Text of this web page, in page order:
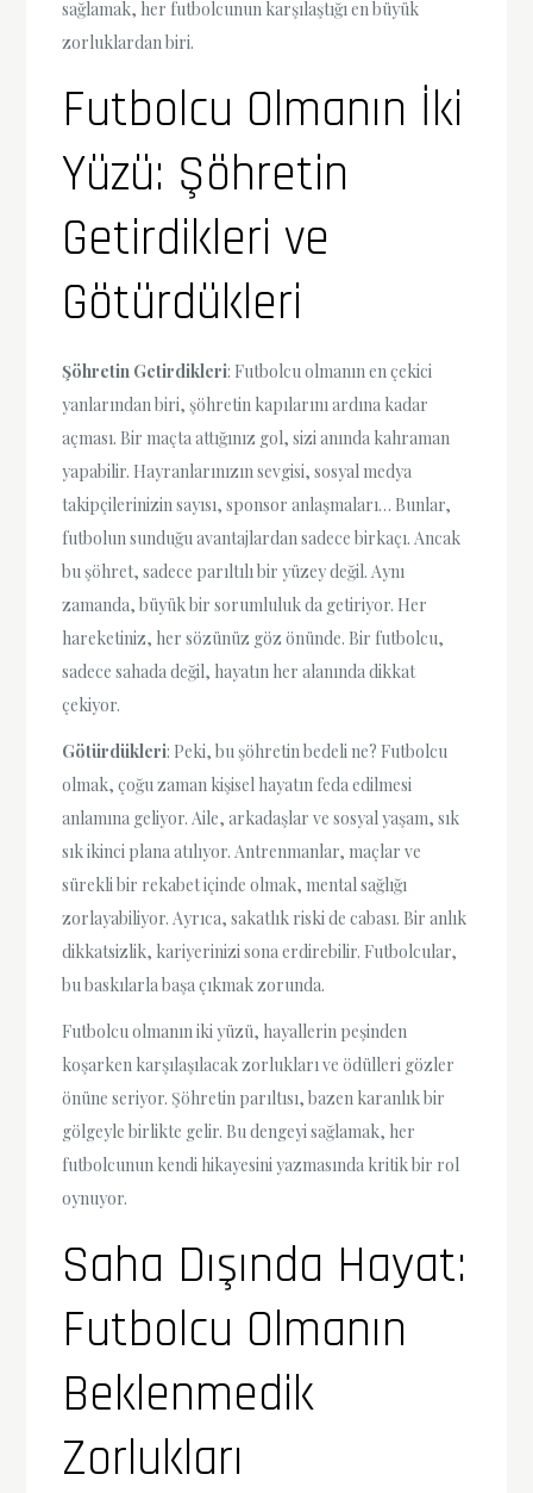
sağlamak, her futbolcunun karşılaştığı en büyük
zorluklardan biri.
Futbolcu Olmanın İki
Yüzü: Şöhretin
Getirdikleri ve
Götürdükleri
Şöhretin Getirdikleri: Futbolcu olmanın en çekici
yanlarından biri, şöhretin kapılarını ardına kadar
açması. Bir maçta attığınız gol, sizi anında kahraman
yapabilir. Hayranlarınızın sevgisi, sosyal medya
takipçilerinizin sayısı, sponsor anlaşmaları… Bunlar,
futbolun sunduğu avantajlardan sadece birkaçı. Ancak
bu şöhret, sadece parıltılı bir yüzey değil. Aynı
zamanda, büyük bir sorumluluk da getiriyor. Her
hareketiniz, her sözünüz göz önünde. Bir futbolcu,
sadece sahada değil, hayatın her alanında dikkat
çekiyor.
Götürdükleri: Peki, bu şöhretin bedeli ne? Futbolcu
olmak, çoğu zaman kişisel hayatın feda edilmesi
anlamına geliyor. Aile, arkadaşlar ve sosyal yaşam, sık
sık ikinci plana atılıyor. Antrenmanlar, maçlar ve
sürekli bir rekabet içinde olmak, mental sağlığı
zorlayabiliyor. Ayrıca, sakatlık riski de cabası. Bir anlık
dikkatsizlik, kariyerinizi sona erdirebilir. Futbolcular,
bu baskılarla başa çıkmak zorunda.
Futbolcu olmanın iki yüzü, hayallerin peşinden
koşarken karşılaşılacak zorlukları ve ödülleri gözler
önüne seriyor. Şöhretin parıltısı, bazen karanlık bir
gölgeyle birlikte gelir. Bu dengeyi sağlamak, her
futbolcunun kendi hikayesini yazmasında kritik bir rol
oynuyor.
Saha Dışında Hayat:
Futbolcu Olmanın
Beklenmedik
Zorlukları